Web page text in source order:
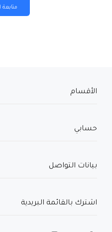
الأقسام
حسابي
بيانات التواصل
اشترك بالقائمة البريدية